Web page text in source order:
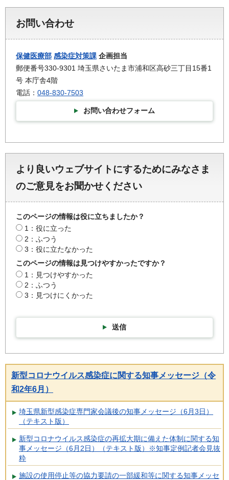
お問い合わせ
保健医療部 感染症対策課 企画担当
郵便番号330-9301 埼玉県さいたま市浦和区高砂三丁目15番1
号 本庁舎4階
電話： 048-830-7503
お問い合わせフォーム
より良いウェブサイトにするためにみなさま
のご意見をお聞かせください
このページの情報は役に立ちましたか？
1：役に立った
2：ふつう
3：役に立たなかった
このページの情報は見つけやすかったですか？
1：見つけやすかった
2：ふつう
3：見つけにくかった
送信
新型コロナウイルス感染症に関する知事メッセージ（令
和2年6月）
埼玉県新型感染症専門家会議後の知事メッセージ（6月3日）
（テキスト版）
新型コロナウイルス感染症の再拡大期に備えた体制に関する知
事メッセージ（6月2日）（テキスト版）※知事定例記者会見抜
粋
施設の使用停止等の協力要請の一部緩和等に関する知事メッセ